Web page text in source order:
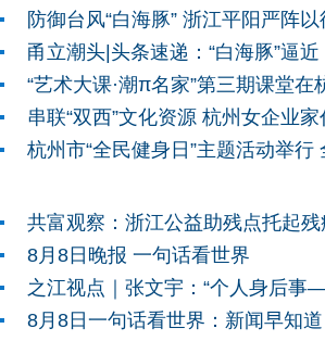
防御台风“白海豚” 浙江平阳严阵以
“艺术大课·潮π名家”第三期课堂
串联“双西”文化资源 杭州女企业
杭州市“全民健身日”主题活动举行
共富观察：浙江公益助残点托起
8月8日晚报 一句话看世界
8月8日一句话看世界：新闻早知道